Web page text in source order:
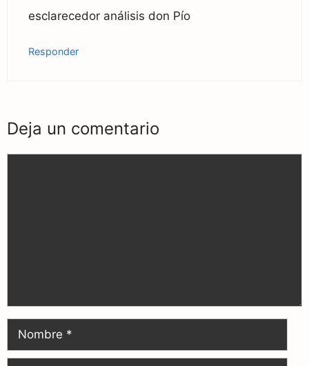
esclarecedor análisis don Pío
Responder
Deja un comentario